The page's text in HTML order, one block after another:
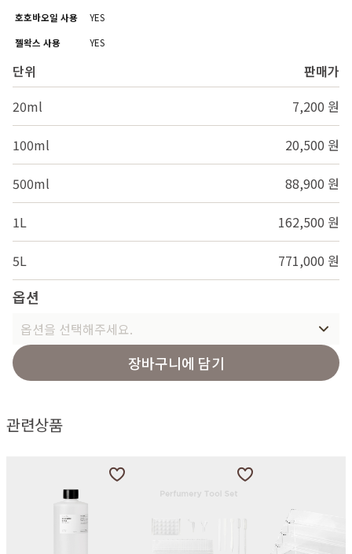
호호바오일 사용
YES
젤왁스 사용
YES
단위
판매가
20ml
7,200 원
100ml 20,500 원
500ml 88,900 원
1L 162,500 원
5L 771,000 원
옵션
옵션을 선택해주세요.
장바구니에 담기
관련상품